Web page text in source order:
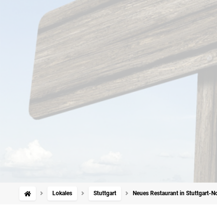
Lokales Stuttgart Neues Restaurant in Stuttgart-